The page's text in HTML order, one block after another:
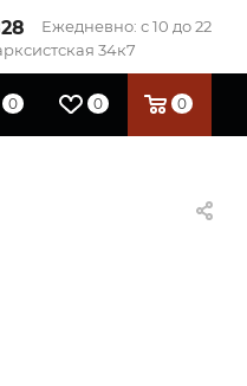
Ежедневно: с 10 до 22
34к7
0 0 0